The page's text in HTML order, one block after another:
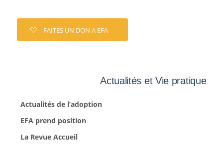
FAITES UN DON A EFA
Actualités et Vie pratique
Actualités de l’adoption
EFA prend position
La Revue Accueil